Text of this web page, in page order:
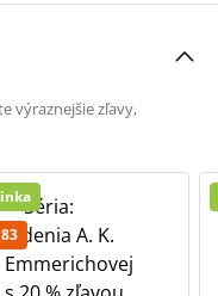
výraznejšie zľavy,